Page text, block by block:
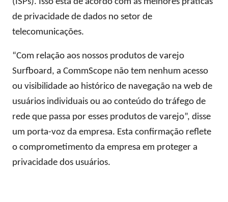
de privacidade de dados no setor de
telecomunicações.
“Com relação aos nossos produtos de varejo
Surfboard, a CommScope não tem nenhum acesso
ou visibilidade ao histórico de navegação na web de
usuários individuais ou ao conteúdo do tráfego de
rede que passa por esses produtos de varejo”, disse
um porta-voz da empresa. Esta confirmação reflete
o comprometimento da empresa em proteger a
privacidade dos usuários.